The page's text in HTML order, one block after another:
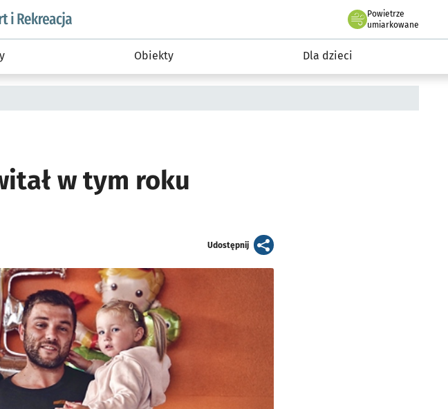
podserwis: Sport i rekreacja
Powietrze
we Wrocławiu
umiarkowane
Obiekty Dla dzieci
w tym roku
Udostępnijartykuł